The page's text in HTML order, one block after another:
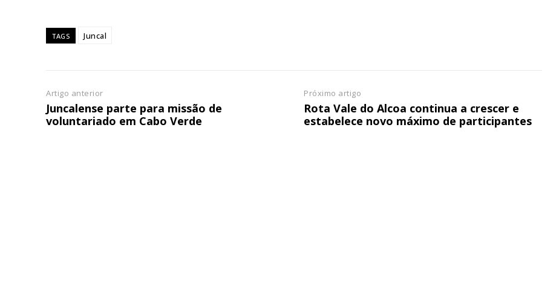
Ofertas para assinatura anual
Acesso aos
Escolha o
TAGS Juncal
Artigo anterior
Juncalense parte para missão de
voluntariado em Cabo Verde
Próximo artigo
Rota Vale do Alcoa continua a crescer e
estabelece novo máximo de participantes